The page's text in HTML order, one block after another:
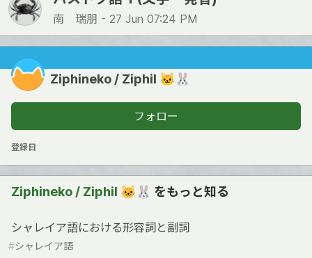
南 瑞朋 - 27 Jun 07:24 PM
Ziphineko / Ziphil 🐱🐰
フォロー
登録日
Ziphineko / Ziphil 🐱🐰 をもっと知る
シャレイア語における形容詞と副詞
#シャレイア語